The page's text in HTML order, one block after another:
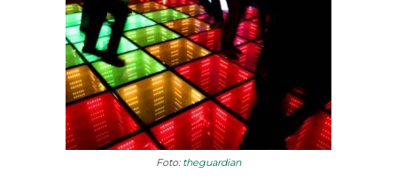
Foto: theguardian